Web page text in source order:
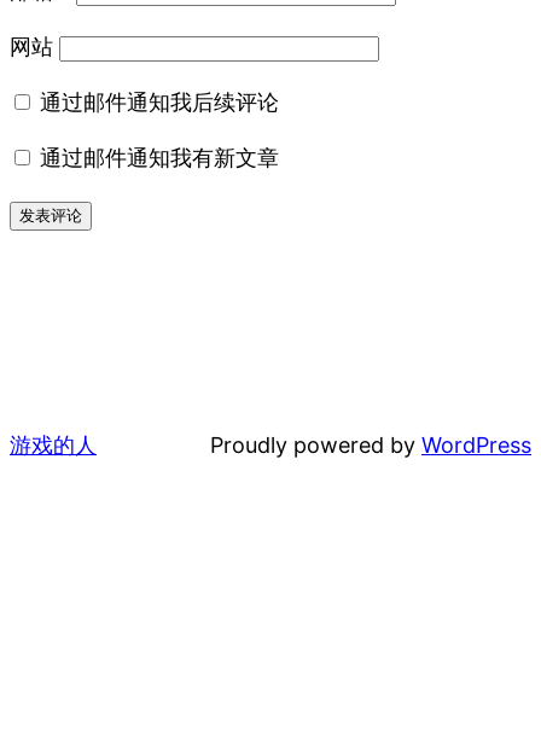
网站
通过邮件通知我后续评论
通过邮件通知我有新文章
游戏的人 Proudly powered by WordPress